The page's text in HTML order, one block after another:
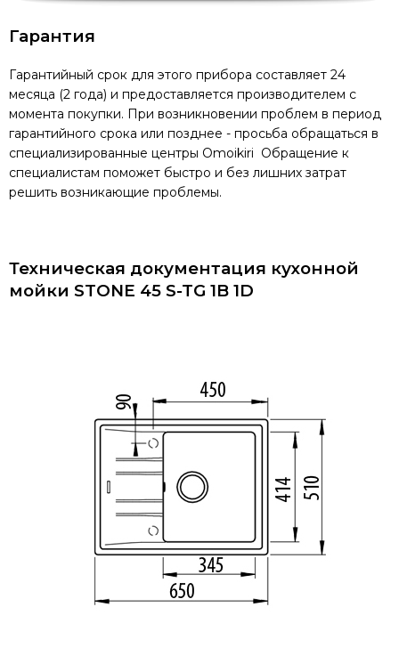
Гарантия
Гарантийный срок для этого прибора составляет 24
месяца (2 года) и предоставляется производителем с
момента покупки. При возникновении проблем в период
гарантийного срока или позднее - просьба обращаться в
специализированные центры Omoikiri Обращение к
специалистам поможет быстро и без лишних затрат
решить возникающие проблемы.
Техническая документация кухонной
мойки STONE 45 S-TG 1B 1D